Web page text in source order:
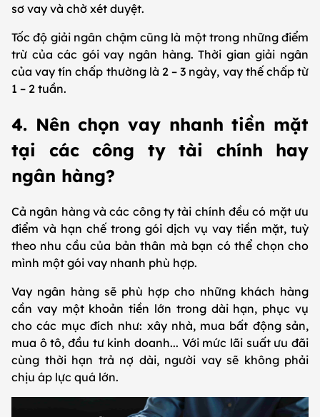
sơ vay và chờ xét duyệt.
Tốc độ giải ngân chậm cũng là một trong những điểm
trừ của các gói vay ngân hàng. Thời gian giải ngân
của vay tín chấp thường là 2 – 3 ngày, vay thế chấp từ
1 – 2 tuần.
4. Nên chọn vay nhanh tiền mặt
tại các công ty tài chính hay
ngân hàng?
Cả ngân hàng và các công ty tài chính đều có mặt ưu
điểm và hạn chế trong gói dịch vụ vay tiền mặt, tuỳ
theo nhu cầu của bản thân mà bạn có thể chọn cho
mình một gói vay nhanh phù hợp.
Vay ngân hàng sẽ phù hợp cho những khách hàng
cần vay một khoản tiền lớn trong dài hạn, phục vụ
cho các mục đích như: xây nhà, mua bất động sản,
mua ô tô, đầu tư kinh doanh... Với mức lãi suất ưu đãi
cùng thời hạn trả nợ dài, người vay sẽ không phải
chịu áp lực quá lớn.